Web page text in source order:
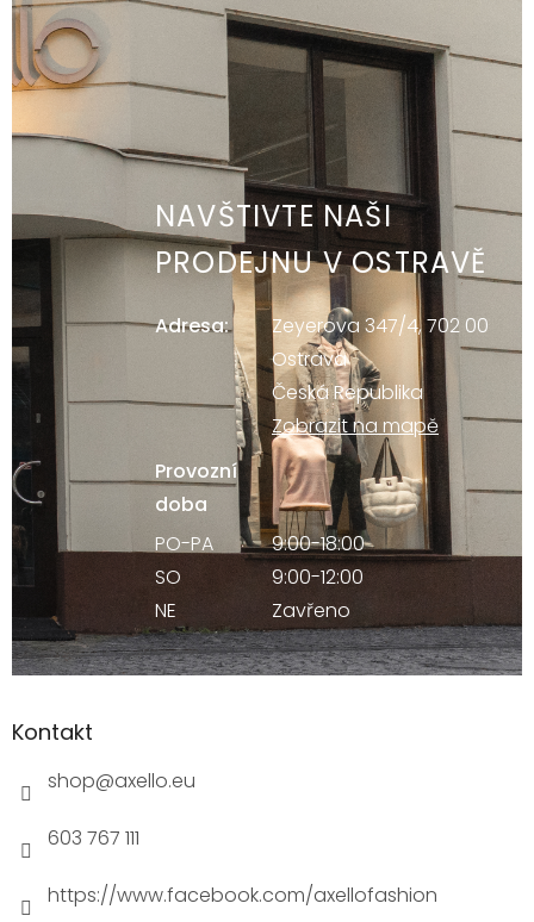
NAVŠTIVTE NAŠI
PRODEJNU V OSTRAVĚ
Adresa:
Zeyerova 347/4, 702 00
Ostrava
Česká Republika
Zobrazit na mapě
Provozní
doba
PO-PA
9:00-18:00
SO
9:00-12:00
NE
Zavřeno
Kontakt
shop@axello.eu
603 767 111
https://www.facebook.com/axellofashion